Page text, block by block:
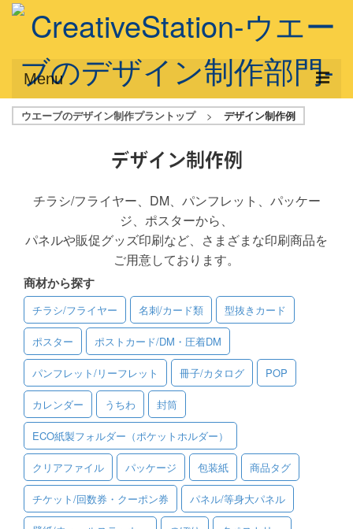
Menu
サービス概要
デザインプラン
フルデザイン
データ修正
写真からイラスト作成
デザイン制作例
ご利用料金
ご利用ガイド
ご利用の流れ
ご注文方法について
キャンセルについて
FAQ（よくあるご質問）
ウエーブのデザイン制作プラントップ > デザイン制作例
デザイン制作例
チラシ/フライヤー、DM、パンフレット、パッケー
ジ、ポスターから、
パネルや販促グッズ印刷など、さまざまな印刷商品を
ご用意しております。
商材から探す
チラシ/フライヤー 名刺/カード類 型抜きカード
ポスター ポストカード/DM・圧着DM
パンフレット/リーフレット 冊子/カタログ POP
カレンダー うちわ 封筒
ECO紙製フォルダー（ポケットホルダー）
クリアファイル パッケージ 包装紙 商品タグ
チケット/回数券・クーポン券 パネル/等身大パネル